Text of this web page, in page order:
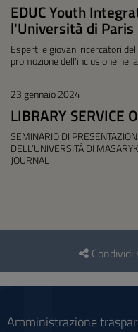
EDUC Youth
l'Università di
Esperti e giovani ricercatori
promozione dell’inclusione
23 gennaio 2024
LIBRARY SERVICE
SEMINARIO DI
DELL’UNIVERSITÀ DI
JOURNAL
Questionario
social
Condividi
Amministrazione